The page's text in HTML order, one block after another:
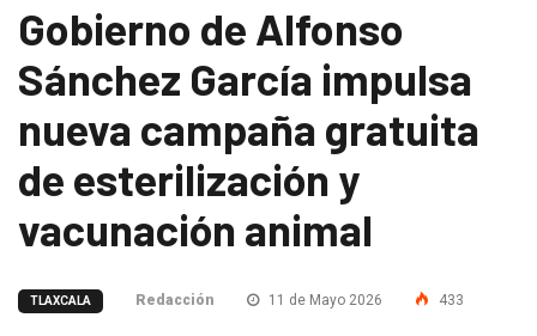
Gobierno de Alfonso
Sánchez García impulsa
nueva campaña gratuita
de esterilización y
vacunación animal
TLAXCALA Redacción 11 de Mayo 2026 433